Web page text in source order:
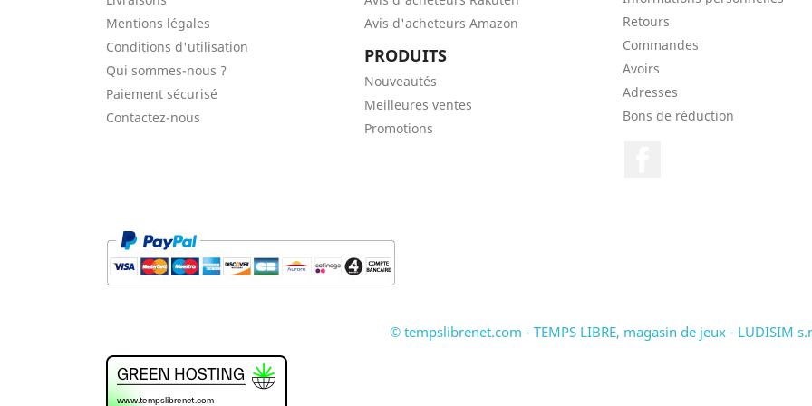
Mentions légales
Conditions d'utilisation
Qui sommes-nous ?
Paiement sécurisé
Contactez-nous
Avis d'acheteurs Amazon
PRODUITS
Nouveautés
Meilleures ventes
Promotions
Retours
Commandes
Avoirs
Adresses
Bons de réduction
© tempslibrenet.com - TEMPS LIBRE, magasin de jeux - LUDISIM